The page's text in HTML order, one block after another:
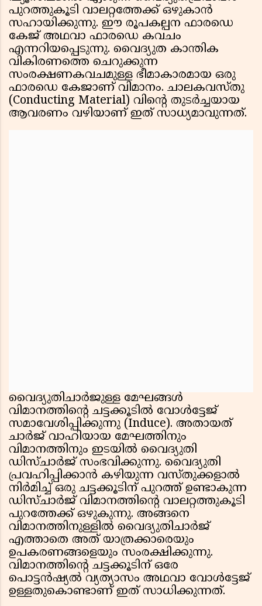
പുറത്തുകൂടി വാലറ്റത്തേക്ക് ഒഴുകാൻ
സഹായിക്കുന്നു. ഈ രൂപകല്പന ഫാരഡെ
കേജ് അഥവാ ഫാരഡെ കവചം
എന്നറിയപ്പെടുന്നു. വൈദ്യുത കാന്തിക
വികിരണത്തെ ചെറുക്കുന്ന
സംരക്ഷണകവചമുള്ള ഭീമാകാരമായ ഒരു
ഫാരഡെ കേജാണ് വിമാനം. ചാലകവസ്തു
(Conducting Material) വിന്റെ തുടർച്ചയായ
ആവരണം വഴിയാണ് ഇത് സാധ്യമാവുന്നത്.
വൈദ്യുതിചാർജുള്ള മേഘങ്ങൾ
വിമാനത്തിന്റെ ചട്ടക്കൂടിൽ വോൾട്ടേജ്
സമാവേശിപ്പിക്കുന്നു (Induce). അതായത്
ചാർജ് വാഹിയായ മേഘത്തിനും
വിമാനത്തിനും ഇടയിൽ വൈദ്യുതി
ഡിസ്ചാർജ് സംഭവിക്കുന്നു. വൈദ്യുതി
പ്രവഹിപ്പിക്കാൻ കഴിയുന്ന വസ്തുക്കളാൽ
നിർമിച്ച് ഒരു ചട്ടക്കൂടിന് പുറത്ത് ഉണ്ടാകുന്ന
ഡിസ്ചാർജ് വിമാനത്തിന്റെ വാലറ്റത്തുകൂടി
പുറത്തേക്ക് ഒഴുകുന്നു. അങ്ങനെ
വിമാനത്തിനുള്ളിൽ വൈദ്യുതിചാർജ്
എത്താതെ അത് യാത്രക്കാരെയും
ഉപകരണങ്ങളെയും സംരക്ഷിക്കുന്നു.
വിമാനത്തിന്റെ ചട്ടക്കൂടിന് ഒരേ
പൊട്ടൻഷ്യൽ വ്യത്യാസം അഥവാ വോൾട്ടേജ്
ഉള്ളതുകൊണ്ടാണ് ഇത് സാധിക്കുന്നത്.